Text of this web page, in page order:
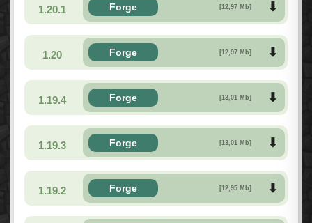
1.20.1 Forge [12,97 Mb]
1.20 Forge [12,97 Mb]
1.19.4 Forge [13,01 Mb]
1.19.3 Forge [13,01 Mb]
1.19.2 Forge [12,95 Mb]